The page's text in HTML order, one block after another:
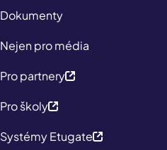
Dokumenty
Nejen pro média
Pro partnery
Pro školy
Systémy Etugate